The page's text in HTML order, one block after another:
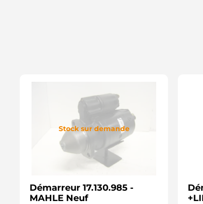
Stock sur demande
Démarreur 17.130.985 -
MAHLE Neuf